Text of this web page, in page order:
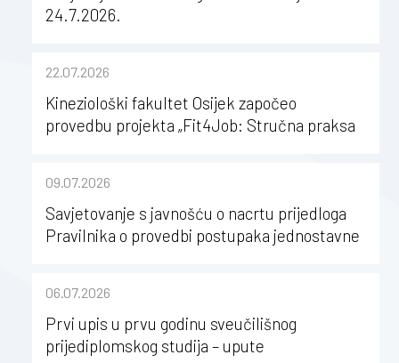
24.7.2026.
22.07.2026
Kineziološki fakultet Osijek započeo
provedbu projekta „Fit4Job: Stručna praksa
09.07.2026
Savjetovanje s javnošću o nacrtu prijedloga
Pravilnika o provedbi postupaka jednostavne
Strossmayera u Osijeku
06.07.2026
Prvi upis u prvu godinu sveučilišnog
prijediplomskog studija – upute